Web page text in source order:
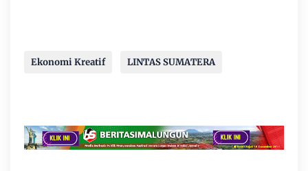
Ekonomi Kreatif LINTAS SUMATERA